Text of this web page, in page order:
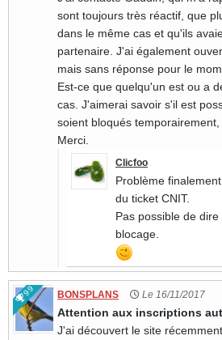
sont toujours très réactif, que
dans le même cas et qu'ils
partenaire. J'ai également
mais sans réponse pour le
Est-ce que quelqu'un est ou a
cas. J'aimerai savoir s'il est
soient bloqués temporairement,
Merci.
Clicfoo
Problème
du ticket CNIT.
Pas possible de
blocage.
99 BONSPLANS Le 16/11/2017
Attention aux inscriptions
J'ai découvert le site